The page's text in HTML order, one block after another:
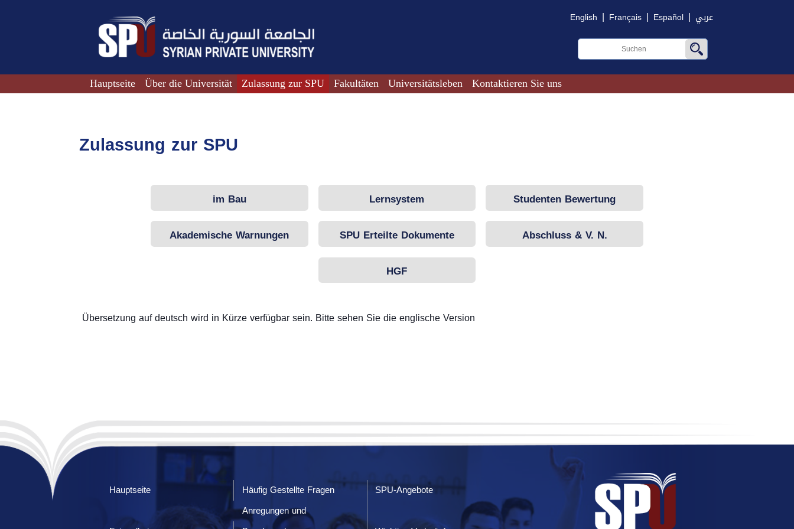
English | Français | Español | عربي
Hauptseite Über die Universität Zulassung zur SPU Fakultäten Universitätsleben Kontaktieren Sie uns
Zulassung zur SPU
im Bau Lernsystem
Studenten Bewertung
Akademische Warnungen
SPU Erteilte Dokumente
Abschluss & V. N.
Prüfungen
HGF
Übersetzung auf deutsch wird in Kürze verfügbar sein. Bitte sehen Sie die englische Version
Hauptseite Häufig Gestellte Fragen SPU-Angebote
Anregungen und